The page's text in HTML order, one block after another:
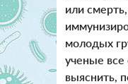
или
молодых
ученые
выяснить,